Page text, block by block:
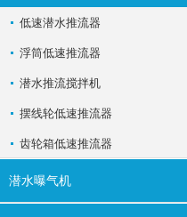
低速潜水推流器
浮筒低速推流器
潜水推流搅拌机
摆线轮低速推流器
齿轮箱低速推流器
潜水曝气机